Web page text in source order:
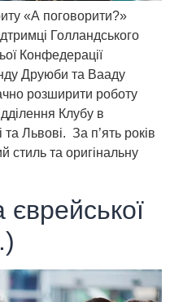
«А поговорити?»
Голландського
Конфедерації
Друюби та Вааду
розширити роботу
Клубу в
Львові. За п’ять років
стиль та оригінальну
єврейської